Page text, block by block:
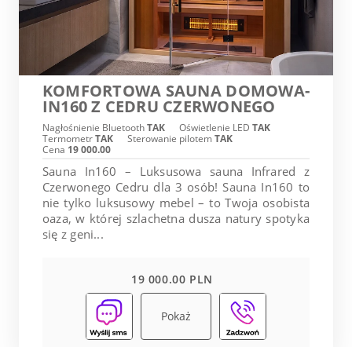
KOMFORTOWA SAUNA DOMOWA-
IN160 Z CEDRU CZERWONEGO
Nagłośnienie BluetoothTAK Oświetlenie LED TAK
TermometrTAK Sterowanie pilotemTAK
Cena 19 000.00
Sauna In160 – Luksusowa sauna Infrared z
Czerwonego Cedru dla 3 osób! Sauna In160 to
nie tylko luksusowy mebel – to Twoja osobista
oaza, w której szlachetna dusza natury spotyka
się z geni...
19 000.00 PLN
Pokaż